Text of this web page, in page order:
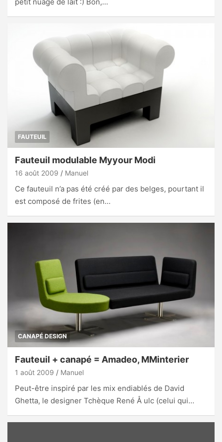
FAUTEUIL
Fauteuil modulable Myyour Modi
16 août 2009 Manuel
Ce fauteuil n’a pas été créé par des belges, pourtant il
est composé de frites (en…
CANAPÉ DESIGN
Fauteuil + canapé = Amadeo, MMinterier
1 août 2009 Manuel
Peut-être inspiré par les mix endiablés de David
Ghetta, le designer Tchèque René Å ulc (celui qui…